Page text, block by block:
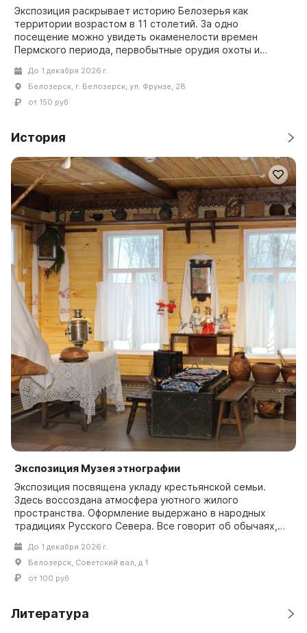
Экспозиция раскрывает историю Белозерья как
территории возрастом в 11 столетий. За одно
посещение можно увидеть окаменелости времен
Пермского периода, первобытные орудия охоты и
До 1 декабря 2026 г.
Белозерск, г. Белозерск, ул. Фрунзе, 28
от 150 руб
История
Экспозиция Музея этнографии
Экспозиция посвящена укладу крестьянской семьи.
Здесь воссоздана атмосфера уютного жилого
пространства. Оформление выдержано в народных
традициях Русского Севера. Все говорит об обычаях,
До 1 декабря 2026 г.
Белозерск, Советский вал, д 1
от 100 руб
Литература